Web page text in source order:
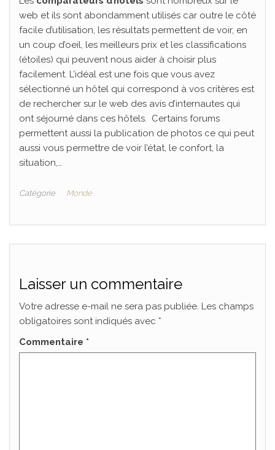
web et ils sont abondamment utilisés car outre le côté
facile d’utilisation, les résultats permettent de voir, en
un coup d’oeil, les meilleurs prix et les classifications
(étoiles) qui peuvent nous aider à choisir plus
facilement. L’idéal est une fois que vous avez
sélectionné un hôtel qui correspond à vos critères est
de rechercher sur le web des avis d’internautes qui
ont séjourné dans ces hôtels. Certains forums
permettent aussi la publication de photos ce qui peut
aussi vous permettre de voir l’état, le confort, la
situation,…
Catégorie Monde
Laisser un commentaire
Votre adresse e-mail ne sera pas publiée. Les champs
obligatoires sont indiqués avec *
Commentaire *